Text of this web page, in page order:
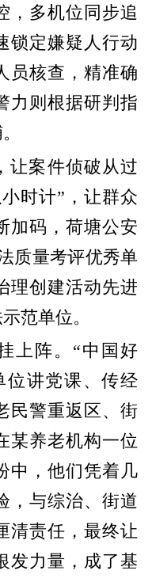
，多机位同步追
锁定嫌疑人行动
员核查，精准确
力则根据研判指
让案件侦破从过
时计”，让群众
加码，荷塘公安
质量考评优秀单
理创建活动先进
范单位。
上阵。“中国好
位讲党课、传经
民警重返区、街
某养老机构一位
中，他们凭着几
，与综治、街道
清责任，最终让
发力量，成了基